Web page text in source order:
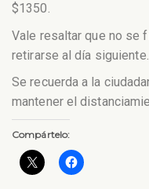
$1350.
Vale resaltar que no se
retirarse al día siguiente.
Se recuerda a la
mantener el
Compártelo: